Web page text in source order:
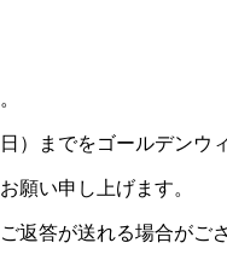
）までをゴールデンウ
願い申し上げます。
答が送れる場合がご